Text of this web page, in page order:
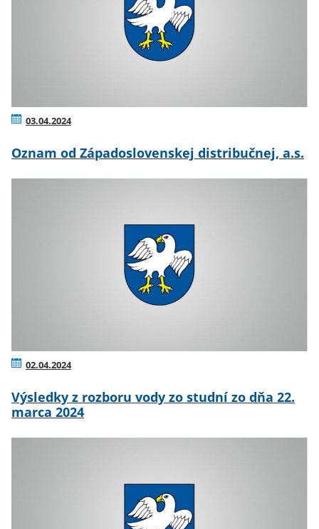
03.04.2024
Oznam od Západoslovenskej distribučnej, a.s.
02.04.2024
Výsledky z rozboru vody zo studní zo dňa 22.
marca 2024